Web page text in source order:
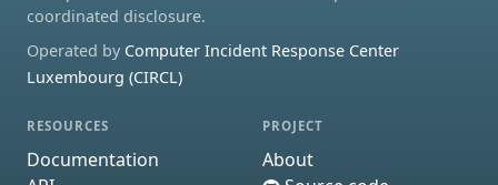
coordinated disclosure.
Operated by Computer Incident Response Center
Luxembourg (CIRCL)
RESOURCES
Documentation
PROJECT
About